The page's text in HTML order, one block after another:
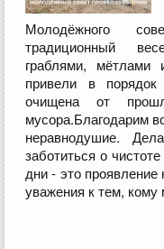
Молодёжного
традиционный
граблями,
привели в
очищена от
мусора.Благодарим
неравнодушие.
заботиться о
дни - это
уважения к тем,